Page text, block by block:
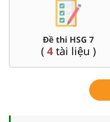
Đề thi HSG 7
( 4tài liệu )